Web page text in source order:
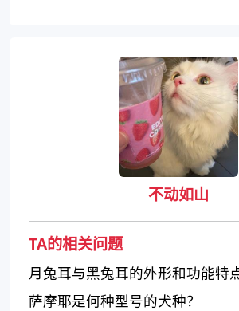
不动如山
TA的相关问题
月兔耳与黑兔耳的外形和功能特
萨摩耶是何种型号的犬种？